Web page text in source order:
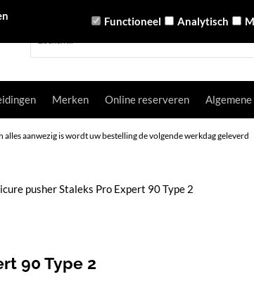
Merken Online reserveren
alles aanwezig is wordt uw bestelling de volgende werkdag geleverd
pusher Staleks Pro Expert 90 Type 2
90 Type 2
Functioneel Analytisch